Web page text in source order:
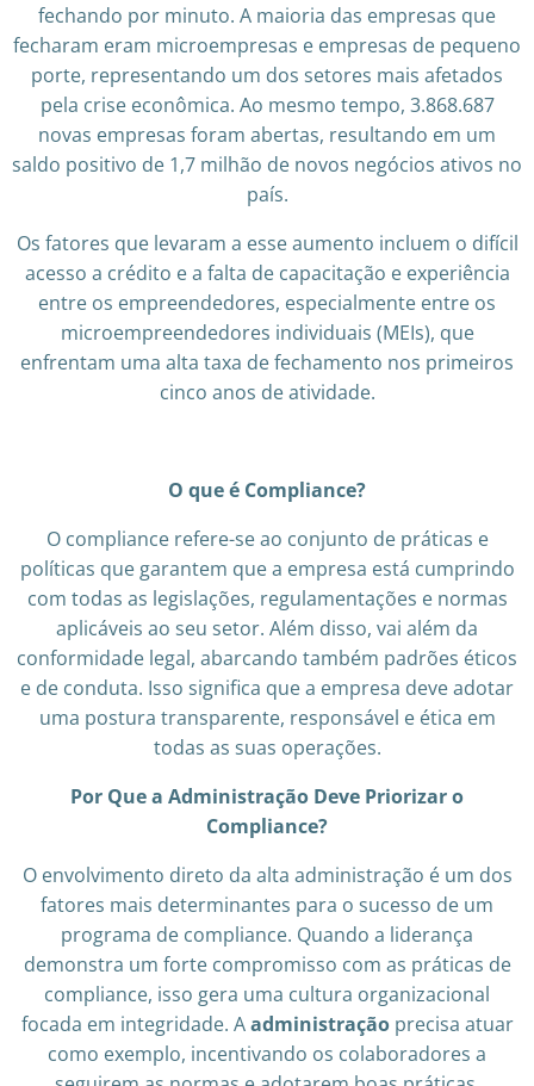
fechando por minuto. A maioria das empresas que
fecharam eram microempresas e empresas de pequeno
porte, representando um dos setores mais afetados
pela crise econômica. Ao mesmo tempo, 3.868.687
novas empresas foram abertas, resultando em um
saldo positivo de 1,7 milhão de novos negócios ativos no
país.
Os fatores que levaram a esse aumento incluem o difícil
acesso a crédito e a falta de capacitação e experiência
entre os empreendedores, especialmente entre os
microempreendedores individuais (MEIs), que
enfrentam uma alta taxa de fechamento nos primeiros
cinco anos de atividade.
O que é Compliance?
O compliance refere-se ao conjunto de práticas e
políticas que garantem que a empresa está cumprindo
com todas as legislações, regulamentações e normas
aplicáveis ao seu setor. Além disso, vai além da
conformidade legal, abarcando também padrões éticos
e de conduta. Isso significa que a empresa deve adotar
uma postura transparente, responsável e ética em
todas as suas operações.
Por Que a Administração Deve Priorizar o
Compliance?
O envolvimento direto da alta administração é um dos
fatores mais determinantes para o sucesso de um
programa de compliance. Quando a liderança
demonstra um forte compromisso com as práticas de
compliance, isso gera uma cultura organizacional
focada em integridade. Aadministraçãoprecisa atuar
como exemplo, incentivando os colaboradores a